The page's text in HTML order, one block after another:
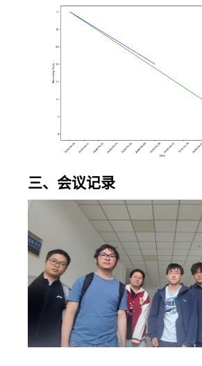
程嘉烨 前端
王宇博 基础
配置
基础流
水线；
编写
Docker
Compo
se 脚本
实现本
地全栈
环境一
三、会议记录